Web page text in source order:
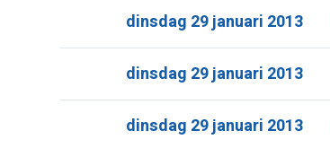
dinsdag 29 januari 2013
dinsdag 29 januari 2013
dinsdag 29 januari 2013